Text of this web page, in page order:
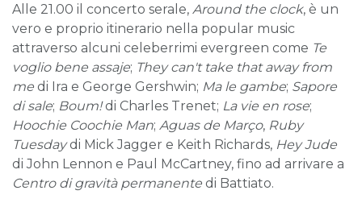
Alle 21.00 il concerto serale, Around the clock, è un
vero e proprio itinerario nella popular music
attraverso alcuni celeberrimi evergreen come Te
voglio bene assaje; They can't take that away from
me di Ira e George Gershwin; Ma le gambe; Sapore
di sale; Boum!di Charles Trenet; La vie en rose;
Hoochie Coochie Man; Aguas de Março, Ruby
Tuesdaydi Mick Jagger e Keith Richards, Hey Jude
di John Lennon e Paul McCartney, fino ad arrivare a
Centro di gravità permanente di Battiato.